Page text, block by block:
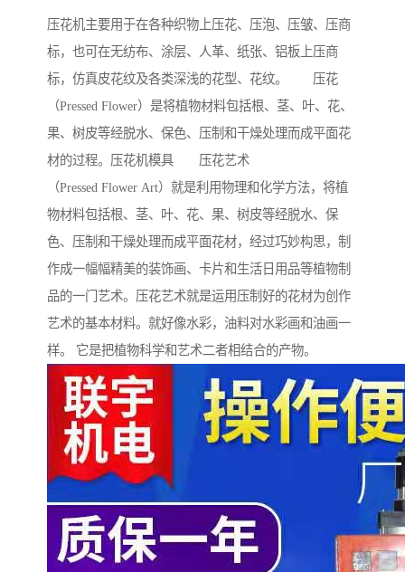
压花机主要用于在各种织物上压花、压泡、压皱、压商
标，也可在无纺布、涂层、人革、纸张、铝板上压商
标，仿真皮花纹及各类深浅的花型、花纹。 压花
（Pressed Flower）是将植物材料包括根、茎、叶、花、
果、树皮等经脱水、保色、压制和干燥处理而成平面花
材的过程。压花机模具 压花艺术
（Pressed Flower Art）就是利用物理和化学方法，将植
物材料包括根、茎、叶、花、果、树皮等经脱水、保
色、压制和干燥处理而成平面花材，经过巧妙构思，制
作成一幅幅精美的装饰画、卡片和生活日用品等植物制
品的一门艺术。压花艺术就是运用压制好的花材为创作
艺术的基本材料。就好像水彩，油料对水彩画和油画一
样。 它是把植物科学和艺术二者相结合的产物。